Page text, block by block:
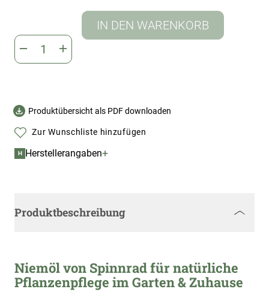
IN DEN WARENKORB
Produktübersicht als PDF downloaden
Zur Wunschliste hinzufügen
H Herstellerangaben+
Produktbeschreibung
Niemöl von Spinnrad für natürliche
Pflanzenpflege im Garten & Zuhause